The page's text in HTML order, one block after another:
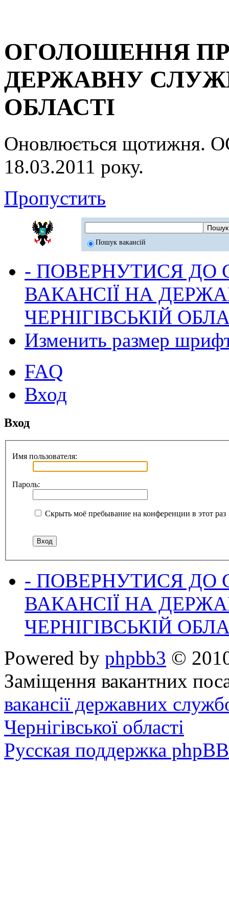
ОГОЛОШЕННЯ
ДЕРЖАВНУ
ОБЛАСТІ
Оновлюється
18.03.2011 року.
Пропустить
Пошук вакансій
- ПОВЕРНУТИСЯ ДО
ВАКАНСІЇ НА
ЧЕРНІГІВСЬКІЙ
Изменить размер
FAQ
Вход
Вход
Имя пользователя:
Пароль:
Скрыть моё пребывание на конференции в этот раз
- ПОВЕРНУТИСЯ ДО
ВАКАНСІЇ НА
ЧЕРНІГІВСЬКІЙ
Powered by phpbb3 ©
Заміщення вакантних
вакансії державних
Чернігівської області
Русская поддержка phpBB